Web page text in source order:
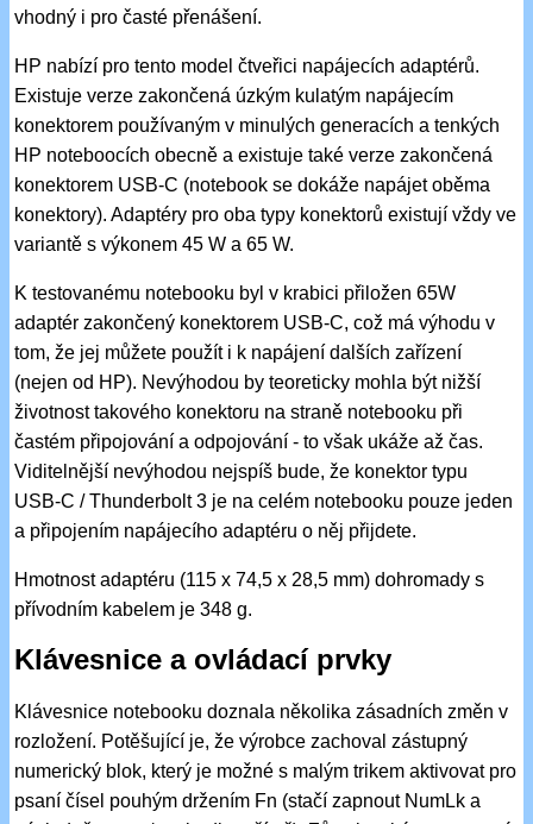
vhodný i pro časté přenášení.
HP nabízí pro tento model čtveřici napájecích adaptérů.
Existuje verze zakončená úzkým kulatým napájecím
konektorem používaným v minulých generacích a tenkých
HP noteboocích obecně a existuje také verze zakončená
konektorem USB-C (notebook se dokáže napájet oběma
konektory). Adaptéry pro oba typy konektorů existují vždy ve
variantě s výkonem 45 W a 65 W.
K testovanému notebooku byl v krabici přiložen 65W
adaptér zakončený konektorem USB-C, což má výhodu v
tom, že jej můžete použít i k napájení dalších zařízení
(nejen od HP). Nevýhodou by teoreticky mohla být nižší
životnost takového konektoru na straně notebooku při
častém připojování a odpojování - to však ukáže až čas.
Viditelnější nevýhodou nejspíš bude, že konektor typu
USB-C / Thunderbolt 3 je na celém notebooku pouze jeden
a připojením napájecího adaptéru o něj přijdete.
Hmotnost adaptéru (115 x 74,5 x 28,5 mm) dohromady s
přívodním kabelem je 348 g.
Klávesnice a ovládací prvky
Klávesnice notebooku doznala několika zásadních změn v
rozložení. Potěšující je, že výrobce zachoval zástupný
numerický blok, který je možné s malým trikem aktivovat pro
psaní čísel pouhým držením Fn (stačí zapnout NumLk a